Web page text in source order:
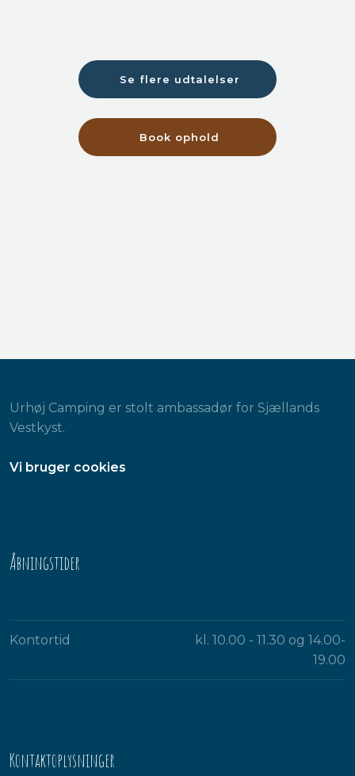
Se flere udtalelser​
Book ophold
Urhøj Camping er stolt ambassadør for Sjællands
Vestkyst.
​Vi bruger cookies
Åbningstider​
Kontortid
kl. 10.00 - 11.30 og 14.00-
19.00​
Kontaktoplysninger